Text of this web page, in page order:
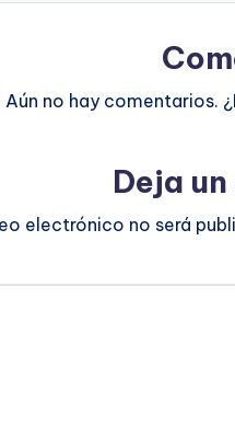
Aún no hay comentarios.
Deja
electrónico no será